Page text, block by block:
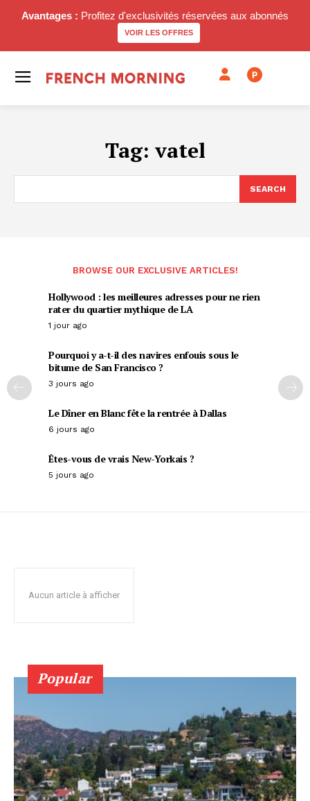
Avantages : Profitez d'exclusivités réservées aux abonnés
VOIR LES OFFRES
P
Tag: vatel
SEARCH
BROWSE OUR EXCLUSIVE ARTICLES!
Hollywood : les meilleures adresses pour ne rien
rater du quartier mythique de LA
1 jour ago
Pourquoi y a-t-il des navires enfouis sous le
bitume de San Francisco ?
3 jours ago
Le Dîner en Blanc fête la rentrée à Dallas
6 jours ago
Êtes-vous de vrais New-Yorkais ?
5 jours ago
Aucun article à afficher
Popular